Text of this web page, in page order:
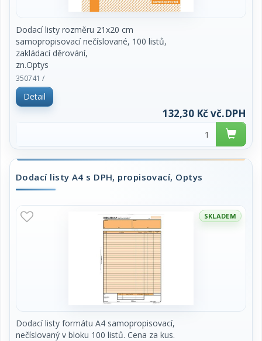
Dodací listy rozměru 21x20 cm
samopropisovací nečíslované, 100 listů,
zakládací děrování,
zn.Optys
350741 /
Detail
132,30 Kč vč.DPH
Dodací listy A4 s DPH, propisovací, Optys
SKLADEM
Dodací listy formátu A4 samopropisovací,
nečíslovaný v bloku 100 listů. Cena za kus.